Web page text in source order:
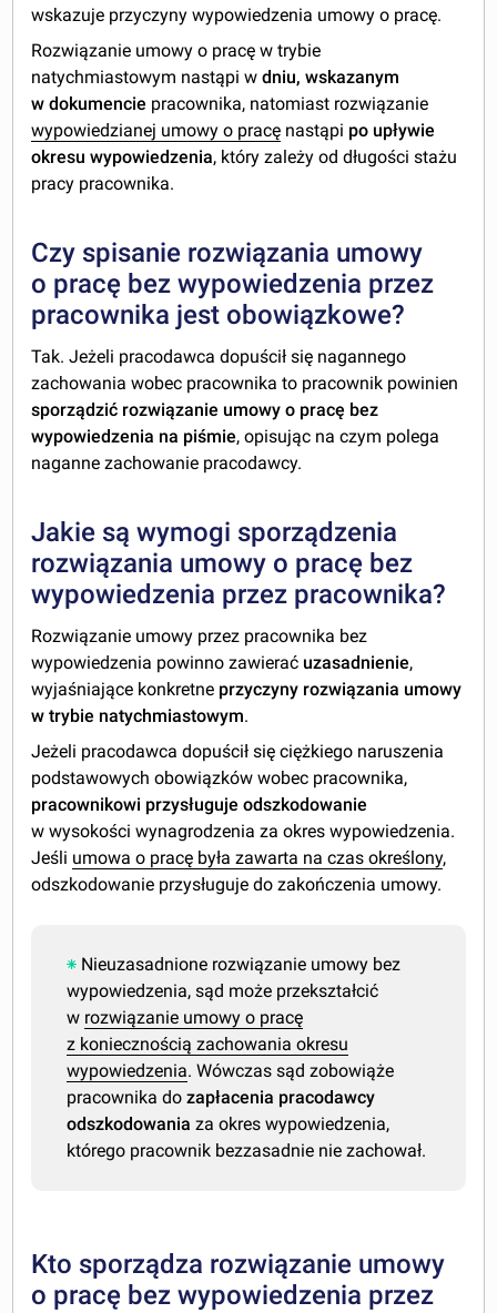
wskazuje przyczyny wypowiedzenia umowy o pracę.
Rozwiązanie umowy o pracę w trybie
natychmiastowym nastąpi wdniu, wskazanym
w dokumencie pracownika, natomiast rozwiązanie
wypowiedzianej umowy o pracę nastąpi po upływie
okresu wypowiedzenia, który zależy od długości stażu
pracy pracownika.
Czy spisanie rozwiązania umowy
o pracę bez wypowiedzenia przez
pracownika jest obowiązkowe?
Tak. Jeżeli pracodawca dopuścił się nagannego
zachowania wobec pracownika to pracownik powinien
sporządzić rozwiązanie umowy o pracę bez
wypowiedzenia na piśmie, opisując na czym polega
naganne zachowanie pracodawcy.
Jakie są wymogi sporządzenia
rozwiązania umowy o pracę bez
wypowiedzenia przez pracownika?
Rozwiązanie umowy przez pracownika bez
wypowiedzenia powinno zawierać uzasadnienie,
wyjaśniające konkretne przyczyny rozwiązania umowy
w trybie natychmiastowym.
Jeżeli pracodawca dopuścił się ciężkiego naruszenia
podstawowych obowiązków wobec pracownika,
pracownikowi przysługuje odszkodowanie
w wysokości wynagrodzenia za okres wypowiedzenia.
Jeśli umowa o pracę była zawarta na czas określony,
odszkodowanie przysługuje do zakończenia umowy.
Nieuzasadnione rozwiązanie umowy bez
wypowiedzenia, sąd może przekształcić
w rozwiązanie umowy o pracę
z koniecznością zachowania okresu
wypowiedzenia. Wówczas sąd zobowiąże
pracownika dozapłacenia pracodawcy
odszkodowania za okres wypowiedzenia,
którego pracownik bezzasadnie nie zachował.
Kto sporządza rozwiązanie umowy
o pracę bez wypowiedzenia przez